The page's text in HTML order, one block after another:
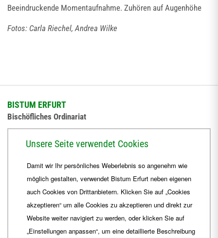
Beeindruckende Momentaufnahme. Zuhören auf Augenhöhe
Fotos: Carla Riechel, Andrea Wilke
BISTUM ERFURT
Bischöfliches Ordinariat
+49 361 6572-444
ordinariat Bistum-Erfurt.de
Unsere Seite verwendet Cookies
Damit wir Ihr persönliches Weberlebnis so angenehm wie
möglich gestalten, verwendet Bistum Erfurt neben eigenen
auch Cookies von Drittanbietern. Klicken Sie auf „Cookies
akzeptieren“ um alle Cookies zu akzeptieren und direkt zur
Website weiter navigiert zu werden, oder klicken Sie auf
„Einstellungen anpassen“, um eine detaillierte Beschreibung